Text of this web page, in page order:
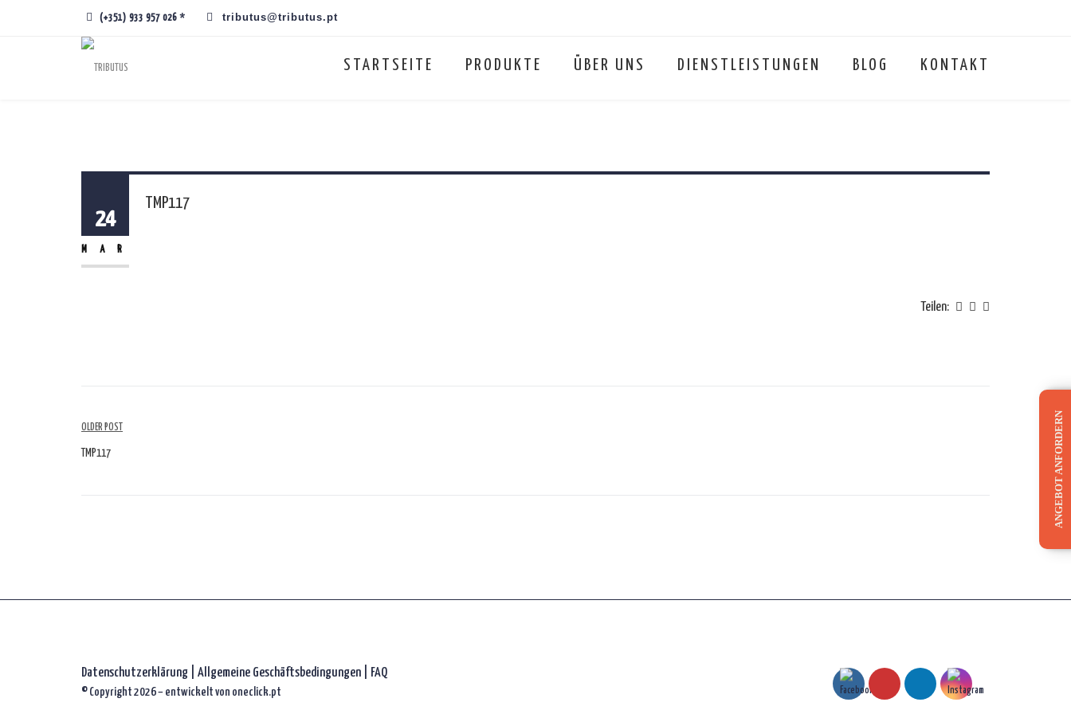
(+351) 933 957 026 * tributus@tributus.pt
STARTSEITE PRODUKTE ÜBER UNS DIENSTLEISTUNGEN BLOG KONTAKT
24
MAR
TMP117
Teilen:
Artikelübersicht
OLDER POST
TMP117
Datenschutzerklärung Allgemeine Geschäftsbedingungen | FAQ
© Copyright 2026 – entwickelt von oneclick.pt
ANGEBOT ANFORDERN